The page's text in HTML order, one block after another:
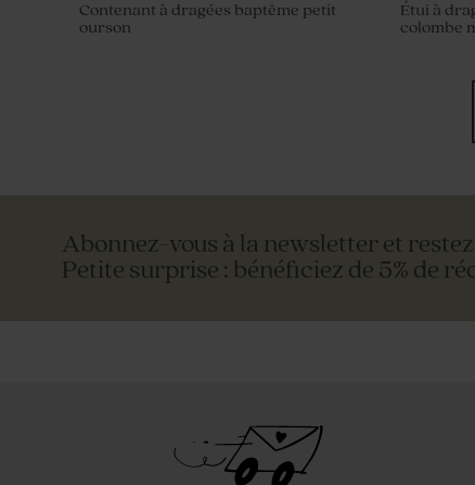
Contenant à dragées baptême petit
ourson
Étui à
colombe
Abonnez-vous à la newsletter et
Petite surprise : bénéficiez de 5% de